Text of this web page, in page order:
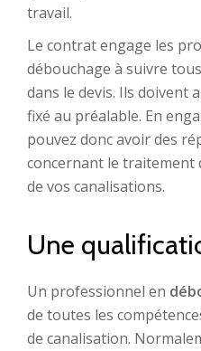
travail.
Le contrat engage les
débouchage à suivre
dans le devis. Ils doivent
fixé au préalable. En
pouvez donc avoir des
concernant le traitement
de vos canalisations.
Une
Un professionnel en
de toutes les
de canalisation.